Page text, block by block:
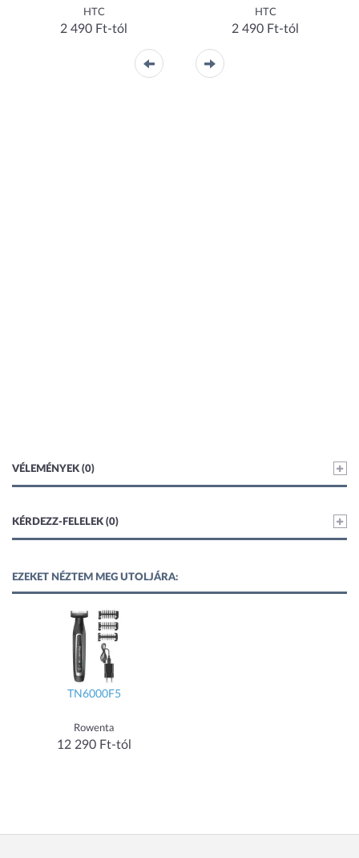
HTC
2 490 Ft-tól
HTC
2 490 Ft-tól
VÉLEMÉNYEK (0)
KÉRDEZZ-FELELEK (0)
EZEKET NÉZTEM MEG UTOLJÁRA:
TN6000F5
Rowenta
12 290 Ft-tól